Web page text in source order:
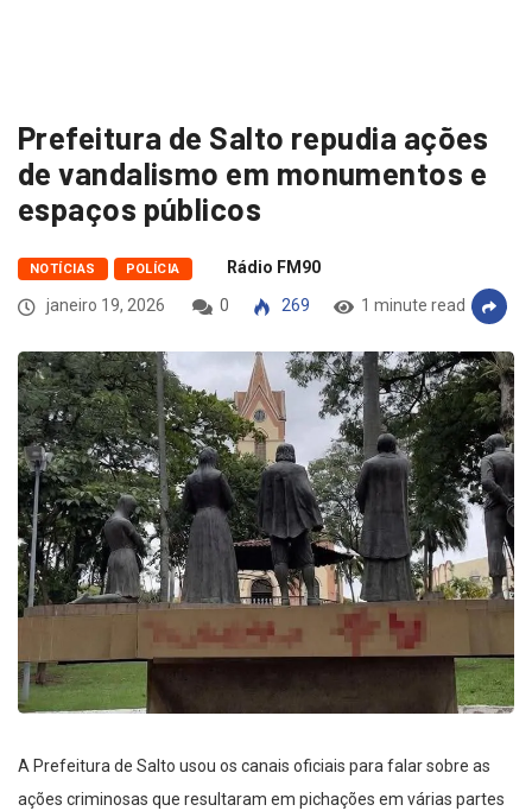
Prefeitura de Salto repudia ações
de vandalismo em monumentos e
espaços públicos
NOTÍCIAS POLÍCIA
Rádio FM90
janeiro 19, 2026
0 269 1 minute read
A Prefeitura de Salto usou os canais oficiais para falar sobre as
ações criminosas que resultaram em pichações em várias partes